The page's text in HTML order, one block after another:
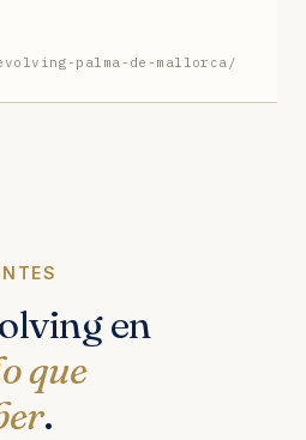
palma-de-mallorca/
en
que
.